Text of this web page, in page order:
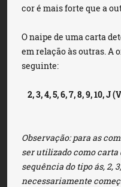
cor é mais forte que a
O naipe de uma carta
em relação às outras. A
seguinte:
2, 3, 4, 5, 6, 7, 8, 9, 10, J
Observação:para as
ser utilizado como carta
sequência do tipo ás, 2,
necessariamente